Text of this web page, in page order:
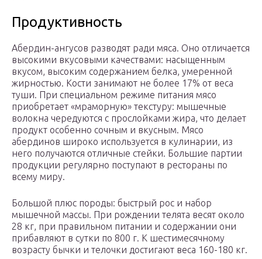
Продуктивность
Абердин-ангусов разводят ради мяса. Оно отличается
высокими вкусовыми качествами: насыщенным
вкусом, высоким содержанием белка, умеренной
жирностью. Кости занимают не более 17% от веса
туши. При специальном режиме питания мясо
приобретает «мраморную» текстуру: мышечные
волокна чередуются с прослойками жира, что делает
продукт особенно сочным и вкусным. Мясо
абердинов широко используется в кулинарии, из
него получаются отличные стейки. Большие партии
продукции регулярно поступают в рестораны по
всему миру.
Большой плюс породы: быстрый рос и набор
мышечной массы. При рождении телята весят около
28 кг, при правильном питании и содержании они
прибавляют в сутки по 800 г. К шестимесячному
возрасту бычки и телочки достигают веса 160-180 кг.